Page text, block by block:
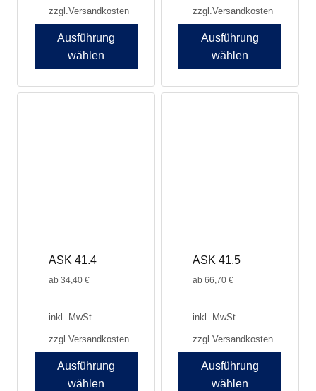
zzgl.Versandkosten
Ausführung
wählen
zzgl.Versandkosten
Ausführung
wählen
ASK 41.4
ab 34,40 €
inkl. MwSt.
zzgl.Versandkosten
Ausführung
wählen
ASK 41.5
ab 66,70 €
inkl. MwSt.
zzgl.Versandkosten
Ausführung
wählen